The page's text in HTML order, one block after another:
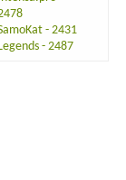
- 2431
- 2487